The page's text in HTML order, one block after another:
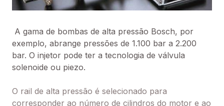
A gama de bombas de alta pressão Bosch, por
exemplo, abrange pressões de 1.100 bar a 2.200
bar. O injetor pode ter a tecnologia de válvula
solenoide ou piezo.
O rail de alta pressão é selecionado para
corresponder ao número de cilindros do motor e ao